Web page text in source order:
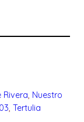
Rivera, Nuestro
, Tertulia